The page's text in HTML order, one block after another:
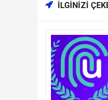
İLGINIZI